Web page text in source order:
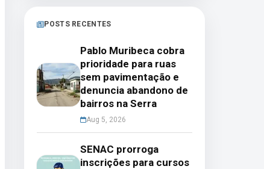
POSTS RECENTES
Pablo Muribeca cobra
prioridade para ruas
sem pavimentação e
denuncia abandono de
bairros na Serra
Aug 5, 2026
SENAC prorroga
inscrições para cursos